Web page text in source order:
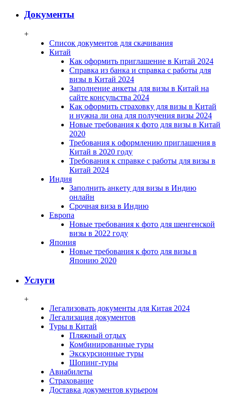
Документы
+
Список документов для скачивания
Китай
Как оформить приглашение в Китай 2024
Справка из банка и справка с работы для
визы в Китай 2024
Заполнение анкеты для визы в Китай на
сайте консульства 2024
Как оформить страховку для визы в Китай
и нужна ли она для получения визы 2024
Новые требования к фото для визы в Китай
2020
Требования к оформлению приглашения в
Китай в 2020 году
Требования к справке с работы для визы в
Китай 2024
Индия
Заполнить анкету для визы в Индию
онлайн
Срочная виза в Индию
Европа
Новые требования к фото для шенгенской
визы в 2022 году
Япония
Новые требования к фото для визы в
Японию 2020
Услуги
+
Легализовать документы для Китая 2024
Легализация документов
Туры в Китай
Пляжный отдых
Комбинированные туры
Экскурсионные туры
Шопинг-туры
Авиабилеты
Страхование
Доставка документов курьером